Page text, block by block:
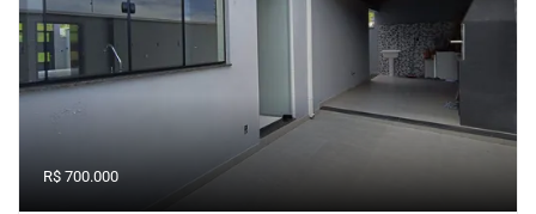
R$ 700.000